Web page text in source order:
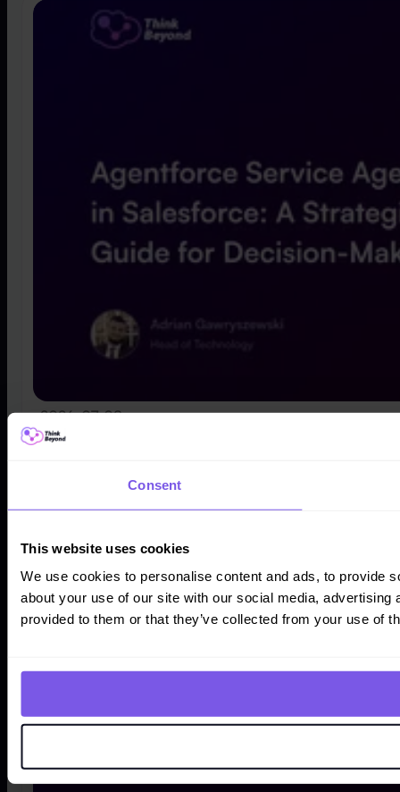
Consent
This website uses cookies
We use cookies to personalise content and ads, to provide
about your use of our site with our social media,
provided to them or that they’ve collected from your use of
2026-07-08
Agentforce Service Agent w